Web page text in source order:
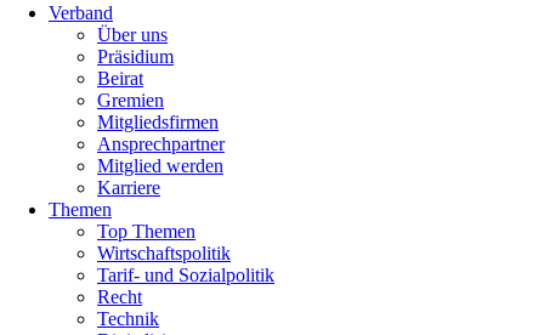
Verband
Über uns
Präsidium
Beirat
Gremien
Mitgliedsfirmen
Ansprechpartner
Mitglied werden
Karriere
Themen
Top Themen
Wirtschaftspolitik
Tarif- und Sozialpolitik
Recht
Technik